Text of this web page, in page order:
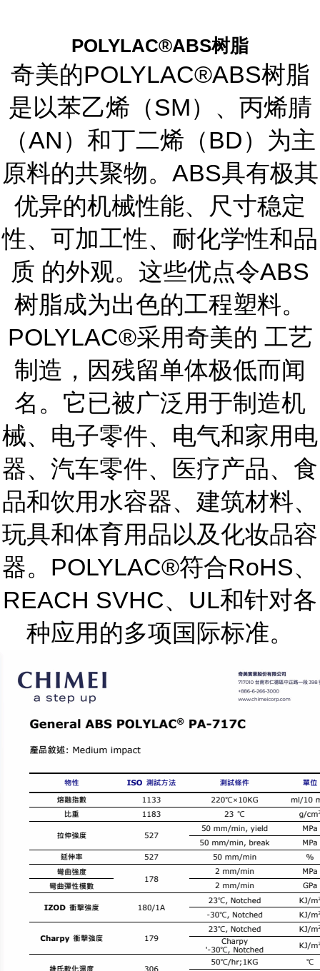
POLYLAC®ABS树脂
奇美的POLYLAC®ABS树脂
是以苯乙烯（SM）、丙烯腈
（AN）和丁二烯（BD）为主
原料的共聚物。ABS具有极其
优异的机械性能、尺寸稳定
性、可加工性、耐化学性和品
质 的外观。这些优点令ABS
树脂成为出色的工程塑料。
POLYLAC®采用奇美的 工艺
制造，因残留单体极低而闻
名。它已被广泛用于制造机
械、电子零件、电气和家用电
器、汽车零件、医疗产品、食
品和饮用水容器、建筑材料、
玩具和体育用品以及化妆品容
器。POLYLAC®符合RoHS、
REACH SVHC、UL和针对各
种应用的多项国际标准。